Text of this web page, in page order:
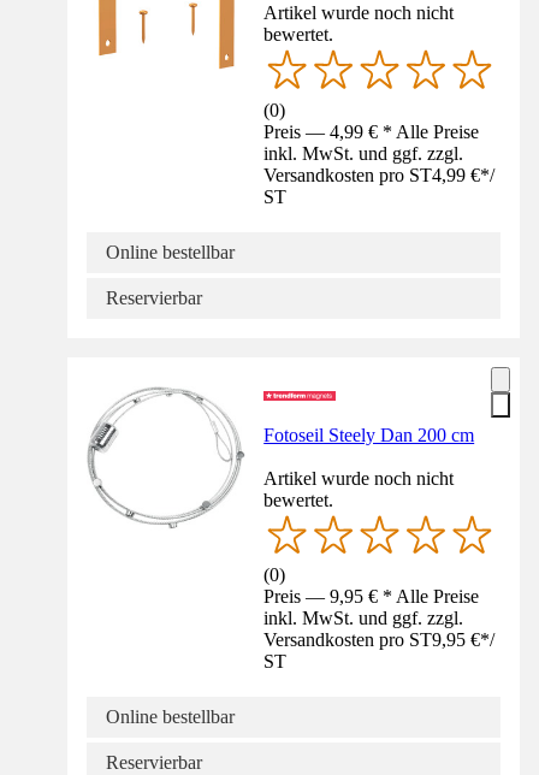
Artikel wurde noch nicht
bewertet.
(0)
Preis — 4,99 € * Alle Preise
inkl. MwSt. und ggf. zzgl.
Versandkosten pro ST4,99 €*/
ST
Online bestellbar
Reservierbar
Fotoseil Steely Dan 200 cm
Artikel wurde noch nicht
bewertet.
(0)
Preis — 9,95 € * Alle Preise
inkl. MwSt. und ggf. zzgl.
Versandkosten pro ST9,95 €*/
ST
Online bestellbar
Reservierbar